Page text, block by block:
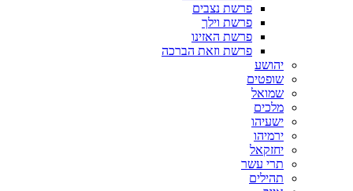
פרשת נצבים
פרשת וילך
פרשת האזינו
פרשת וזאת הברכה
יהושע
שופטים
שמואל
מלכים
ישעיהו
ירמיהו
יחזקאל
תרי עשר
תהילים